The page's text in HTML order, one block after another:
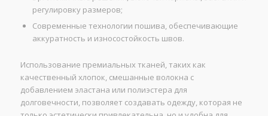
регулировку размеров;
Современные технологии пошива, обеспечивающие
аккуратность и износостойкость швов.
Использование премиальных тканей, таких как
качественный хлопок, смешанные волокна с
добавлением эластана или полиэстера для
долговечности, позволяет создавать одежду, которая не